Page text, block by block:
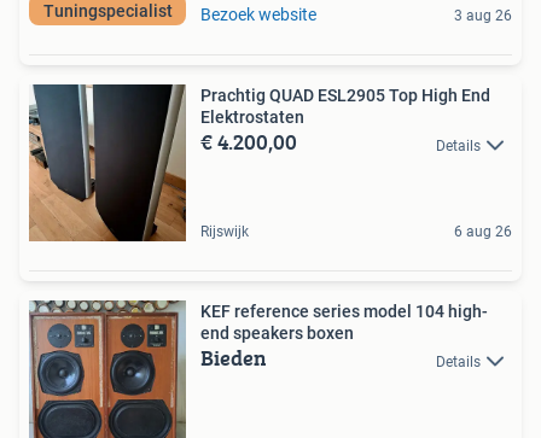
Tuningspecialist Bezoek website 3 aug 26
Prachtig QUAD ESL2905 Top High End
Elektrostaten
€ 4.200,00 Details
Rijswijk 6 aug 26
KEF reference series model 104 high-
end speakers boxen
Bieden Details